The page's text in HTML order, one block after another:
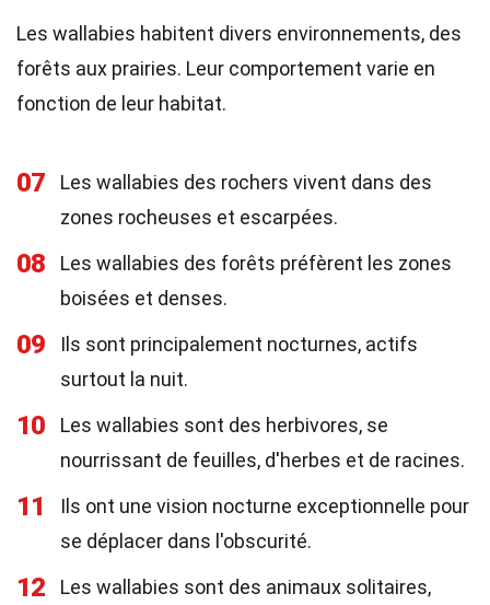
Les wallabies habitent divers environnements, des
forêts aux prairies. Leur comportement varie en
fonction de leur habitat.
07
Les wallabies des rochers vivent dans des
zones rocheuses et escarpées.
08
Les wallabies des forêts préfèrent les zones
boisées et denses.
09
Ils sont principalement nocturnes, actifs
surtout la nuit.
10
Les wallabies sont des herbivores, se
nourrissant de feuilles, d'herbes et de racines.
11
Ils ont une vision nocturne exceptionnelle pour
se déplacer dans l'obscurité.
12 Les wallabies sont des animaux solitaires,